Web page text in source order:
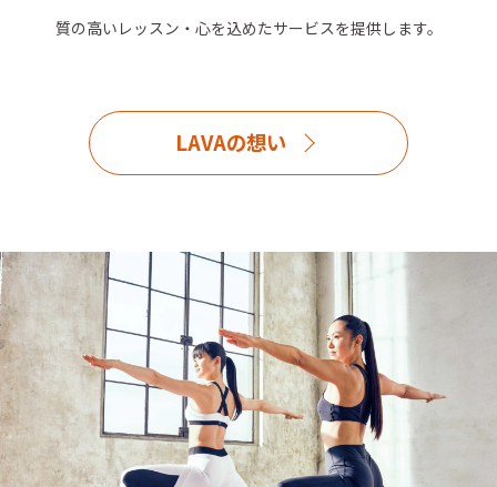
質の高いレッスン・心を込めたサービスを提供します。
LAVAの想い